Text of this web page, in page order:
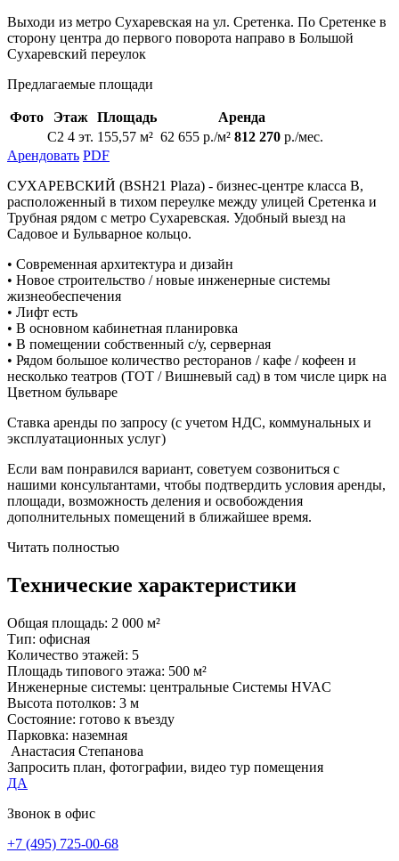
Выходи из метро Сухаревская на ул. Сретенка. По Сретенке в
сторону центра до первого поворота направо в Большой
Сухаревский переулок
Предлагаемые площади
Фото Этаж Площадь
Аренда
C2 4 эт. 155,57 м² 62 655 р./м² 812 270 р./мес.
Арендовать PDF
СУХАРЕВСКИЙ (BSH21 Plaza) - бизнес-центре класса В,
расположенный в тихом переулке между улицей Сретенка и
Трубная рядом с метро Сухаревская. Удобный выезд на
Садовое и Бульварное кольцо.
• Современная архитектура и дизайн
• Новое строительство / новые инженерные системы
жизнеобеспечения
• Лифт есть
• В основном кабинетная планировка
• В помещении собственный с/у, серверная
• Рядом большое количество ресторанов / кафе / кофеен и
несколько театров (ТОТ / Вишневый сад) в том числе цирк на
Цветном бульваре
Ставка аренды по запросу (с учетом НДС, коммунальных и
эксплуатационных услуг)
Если вам понравился вариант, советуем созвониться с
нашими консультантами, чтобы подтвердить условия аренды,
площади, возможность деления и освобождения
дополнительных помещений в ближайшее время.
Читать полностью
Технические характеристики
Общая площадь: 2 000 м²
Тип: офисная
Количество этажей: 5
Площадь типового этажа: 500 м²
Инженерные системы: центральные Системы HVAC
Высота потолков: 3 м
Состояние: готово к въезду
Парковка: наземная
Анастасия Степанова
Запросить план, фотографии, видео тур помещения
ДА
Звонок в офис
+7 (495) 725-00-68